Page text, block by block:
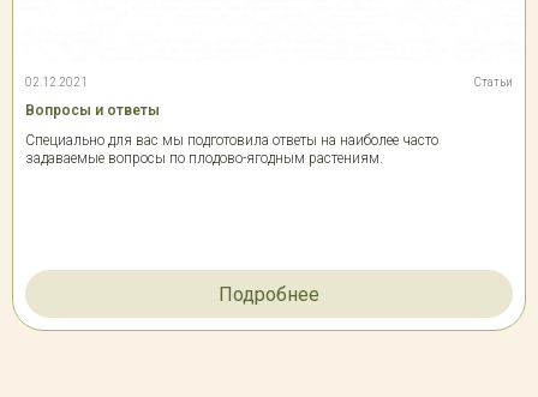
02.12.2021 Статьи
Вопросы и ответы
Специально для вас мы подготовила ответы на наиболее часто
задаваемые вопросы по плодово-ягодным растениям.
Подробнее